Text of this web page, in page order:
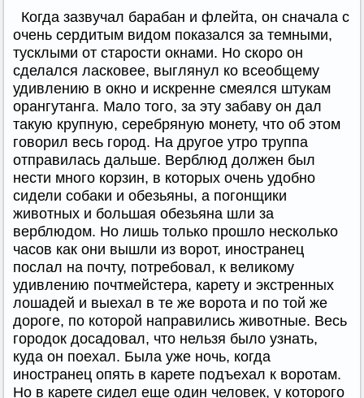
Когда зазвучал барабан и флейта, он сначала с
очень сердитым видом показался за темными,
тусклыми от старости окнами. Но скоро он
сделался ласковее, выглянул ко всеобщему
удивлению в окно и искренне смеялся штукам
орангутанга. Мало того, за эту забаву он дал
такую крупную, серебряную монету, что об этом
говорил весь город. На другое утро труппа
отправилась дальше. Верблюд должен был
нести много корзин, в которых очень удобно
сидели собаки и обезьяны, а погонщики
животных и большая обезьяна шли за
верблюдом. Но лишь только прошло несколько
часов как они вышли из ворот, иностранец
послал на почту, потребовал, к великому
удивлению почтмейстера, карету и экстренных
лошадей и выехал в те же ворота и по той же
дороге, по которой направились животные. Весь
городок досадовал, что нельзя было узнать,
куда он поехал. Была уже ночь, когда
иностранец опять в карете подъехал к воротам.
Но в карете сидел еще один человек, у которого